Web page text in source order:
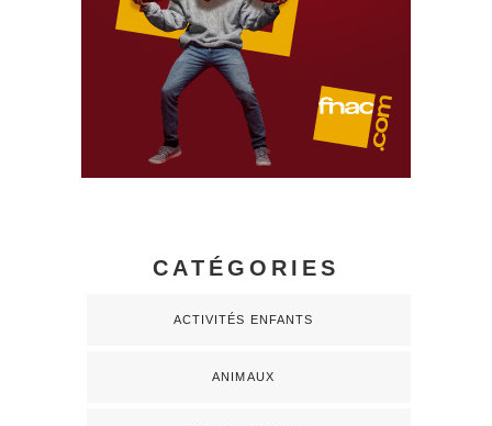
CATÉGORIES
ACTIVITÉS ENFANTS
ANIMAUX